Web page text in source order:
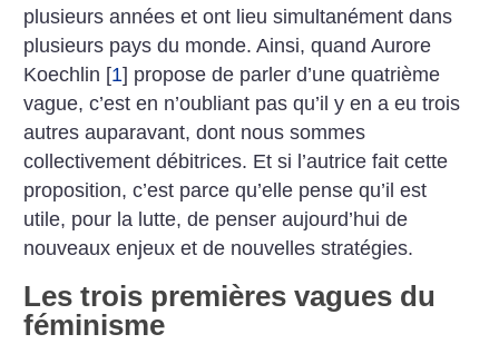
plusieurs années et ont lieu simultanément dans
plusieurs pays du monde. Ainsi, quand Aurore
Koechlin [1] propose de parler d’une quatrième
vague, c’est en n’oubliant pas qu’il y en a eu trois
autres auparavant, dont nous sommes
collectivement débitrices. Et si l’autrice fait cette
proposition, c’est parce qu’elle pense qu’il est
utile, pour la lutte, de penser aujourd’hui de
nouveaux enjeux et de nouvelles stratégies.
Les trois premières vagues du
féminisme